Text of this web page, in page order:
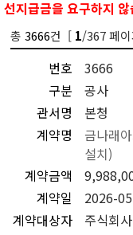
선지급금을 요구하지
총3666건 [ 1/367 페
번호
3666
구분
공사
관서명
본청
계약명
금나래
설치)
계약금액
계약일
2026-
계약대상자
주식회